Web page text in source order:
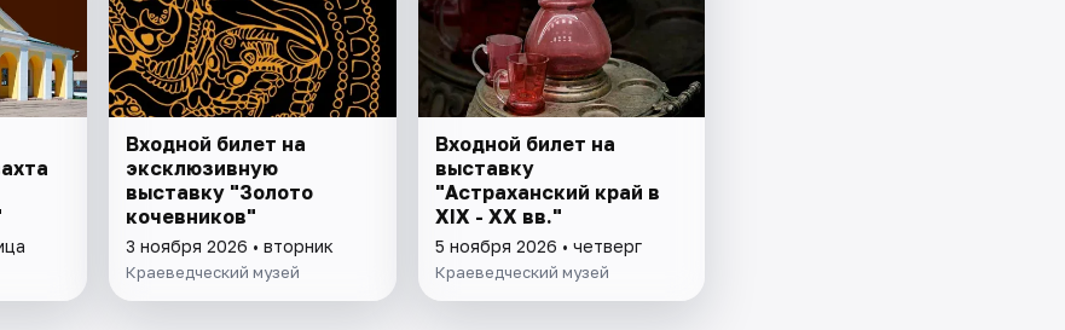
Входной билет на
эксклюзивную
выставку "Золото
кочевников"
3 ноября 2026 • вторник
Краеведческий музей
Входной билет на
выставку
"Астраханский край в
XIX - XX вв."
5 ноября 2026 • четверг
Краеведческий музей